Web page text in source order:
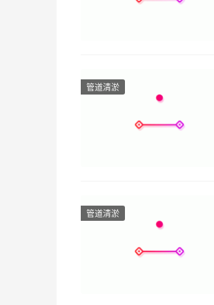
管道清淤
管道清淤